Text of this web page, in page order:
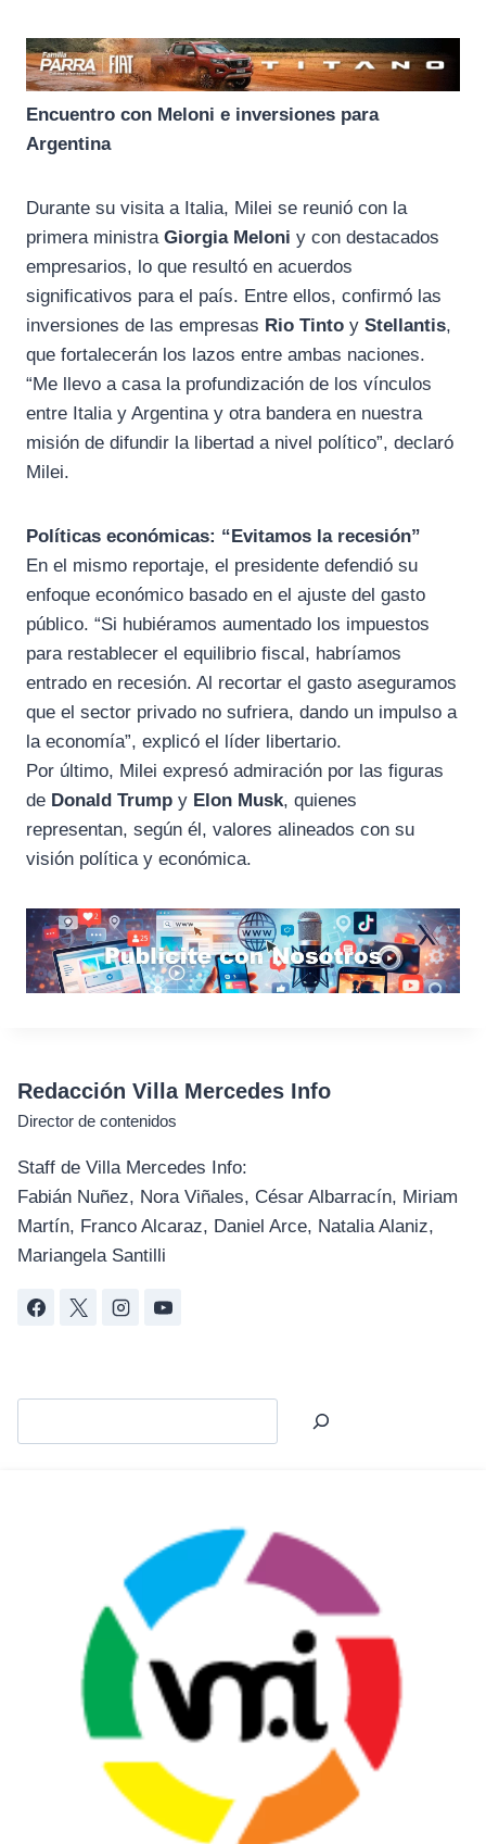
Encuentro con Meloni e inversiones para
Argentina
Durante su visita a Italia, Milei se reunió con la
primera ministra Giorgia Meloni y con destacados
empresarios, lo que resultó en acuerdos
significativos para el país. Entre ellos, confirmó las
inversiones de las empresas Rio Tinto y Stellantis,
que fortalecerán los lazos entre ambas naciones.
“Me llevo a casa la profundización de los vínculos
entre Italia y Argentina y otra bandera en nuestra
misión de difundir la libertad a nivel político”, declaró
Milei.
Políticas económicas: “Evitamos la recesión”
En el mismo reportaje, el presidente defendió su
enfoque económico basado en el ajuste del gasto
público. “Si hubiéramos aumentado los impuestos
para restablecer el equilibrio fiscal, habríamos
entrado en recesión. Al recortar el gasto aseguramos
que el sector privado no sufriera, dando un impulso a
la economía”, explicó el líder libertario.
Por último, Milei expresó admiración por las figuras
de Donald Trump y Elon Musk, quienes
representan, según él, valores alineados con su
visión política y económica.
Redacción Villa Mercedes Info
Director de contenidos
Staff de Villa Mercedes Info:
Fabián Nuñez, Nora Viñales, César Albarracín, Miriam
Martín, Franco Alcaraz, Daniel Arce, Natalia Alaniz,
Mariangela Santilli